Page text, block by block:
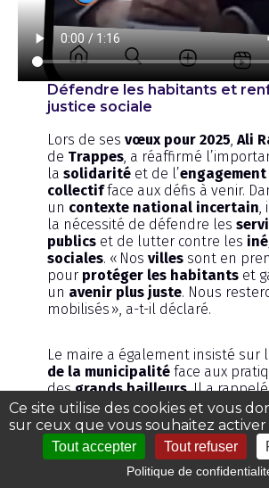
Défendre les habitants et
justice sociale
Lors de ses vœux pour 2025, Ali
de Trappes, a réaffirmé
la solidaritéet de l’engagement
collectifface aux défis à venir.
un contexte national incertain,
la nécessité de défendre les
publicset de lutter contre les
sociales. « Nos villessont en
pour protéger les habitantset
un avenir plus juste. Nous
mobilisés », a-t-il déclaré.
Le maire a également insisté sur
de la municipalitéface aux
desgrands bailleurs. Il a rappelé
l’importance de préserver la
Trappisteset d’exiger des
desacteurs économiques. «
uneville fièrequi mérite le
serons intransigeants sur la
Ce site utilise des cookies et vous
sur ceux que vous souhaitez activer
Tout accepter Tout refuser
Politique de